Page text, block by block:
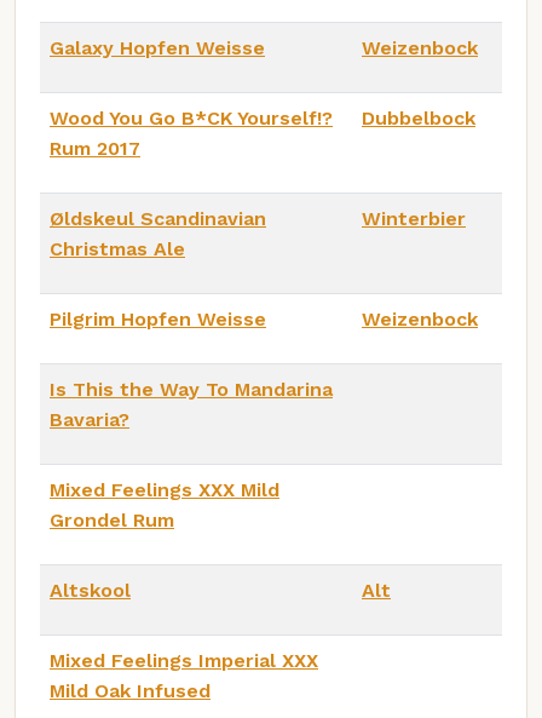
Galaxy Hopfen Weisse Weizenbock
Wood You Go B*CK Yourself!?
Rum 2017
Dubbelbock
Øldskeul Scandinavian
Christmas Ale
Winterbier
Pilgrim Hopfen Weisse Weizenbock
Is This the Way To Mandarina
Bavaria?
Mixed Feelings XXX Mild
Grondel Rum
Altskool Alt
Mixed Feelings Imperial XXX
Mild Oak Infused